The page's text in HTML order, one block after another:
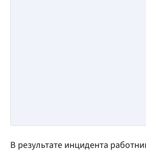
В результате инцидента